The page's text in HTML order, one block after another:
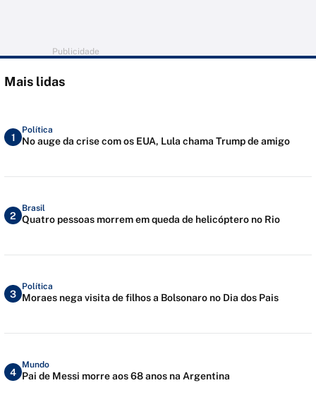
Publicidade
Mais lidas
1
Política
No auge da crise com os EUA, Lula chama Trump de amigo
2
Brasil
Quatro pessoas morrem em queda de helicóptero no Rio
3
Política
Moraes nega visita de filhos a Bolsonaro no Dia dos Pais
4
Mundo
Pai de Messi morre aos 68 anos na Argentina